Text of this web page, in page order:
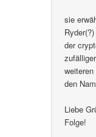
sie
der
den
Liebe
Folge!